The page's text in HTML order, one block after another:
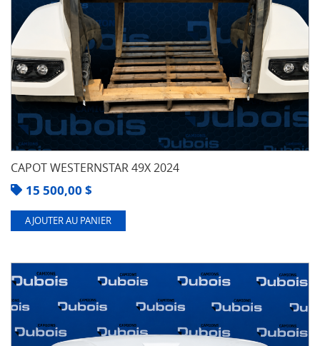
CAPOT WESTERNSTAR 49X 2024
15 500,00 $
AJOUTER AU PANIER